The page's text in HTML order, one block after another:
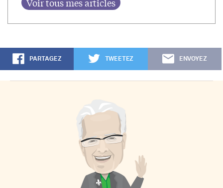
PARTAGEZ TWEETEZ ENVOYEZ